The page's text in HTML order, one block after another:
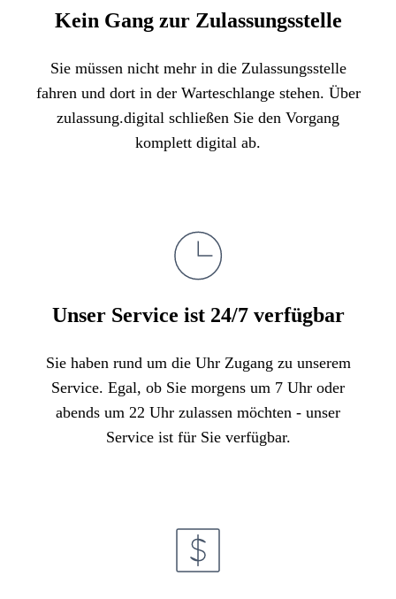
Kein Gang zur Zulassungsstelle
Sie müssen nicht mehr in die Zulassungsstelle
fahren und dort in der Warteschlange stehen. Über
zulassung.digital schließen Sie den Vorgang
komplett digital ab.
Unser Service ist 24/7 verfügbar
Sie haben rund um die Uhr Zugang zu unserem
Service. Egal, ob Sie morgens um 7 Uhr oder
abends um 22 Uhr zulassen möchten - unser
Service ist für Sie verfügbar.